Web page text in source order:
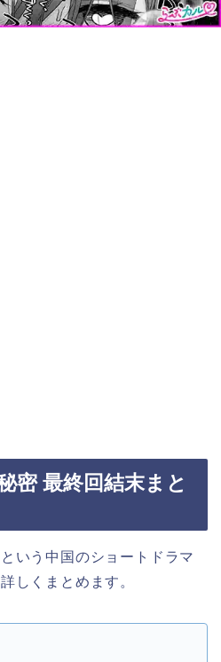
密 最終回結末まと
いう中国 のショートドラマ
しくまとめます。